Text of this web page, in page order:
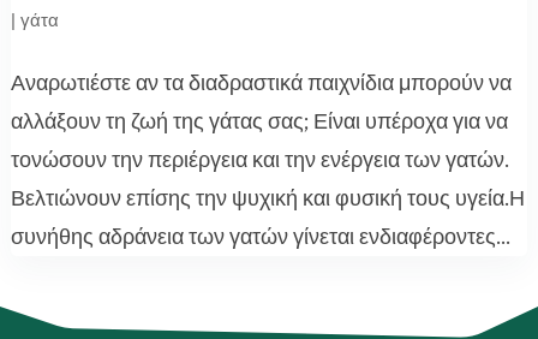
| γάτα
Αναρωτιέστε αν τα διαδραστικά παιχνίδια μπορούν να
αλλάξουν τη ζωή της γάτας σας; Είναι υπέροχα για να
τονώσουν την περιέργεια και την ενέργεια των γατών.
Βελτιώνουν επίσης την ψυχική και φυσική τους υγεία.Η
συνήθης αδράνεια των γατών γίνεται ενδιαφέροντες...